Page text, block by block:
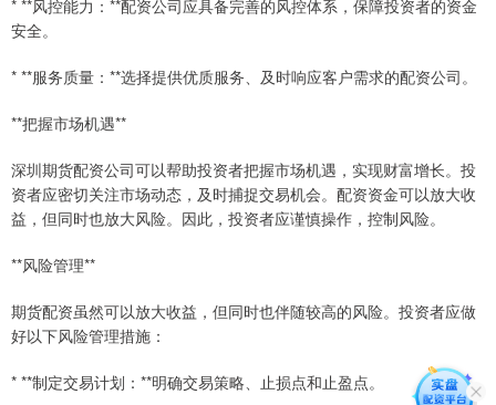
* **风控能力：**配资公司应具备完善的风控体系，保障投资者的资金
安全。
* **服务质量：**选择提供优质服务、及时响应客户需求的配资公司。
**把握市场机遇**
深圳期货配资公司可以帮助投资者把握市场机遇，实现财富增长。投
资者应密切关注市场动态，及时捕捉交易机会。配资资金可以放大收
益，但同时也放大风险。因此，投资者应谨慎操作，控制风险。
**风险管理**
期货配资虽然可以放大收益，但同时也伴随较高的风险。投资者应做
好以下风险管理措施：
* **制定交易计划：**明确交易策略、止损点和止盈点。